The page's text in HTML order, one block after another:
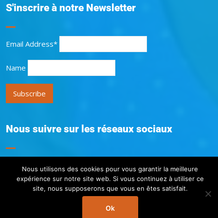
S'inscrire à notre Newsletter
Email Address*
Name
Nous suivre sur les réseaux sociaux
Copyright © 2026:Sun Child ASBL
Nous utilisons des cookies pour vous garantir la meilleure
expérience sur notre site web. Si vous continuez à utiliser ce
site, nous supposerons que vous en êtes satisfait.
Ok